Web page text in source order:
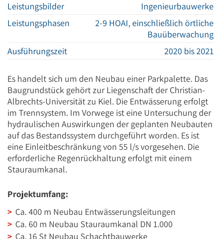
Leistungsbilder
Ingenieurbauwerke
Leistungsphasen
2-9 HOAI, einschließlich örtliche
Bauüberwachung
Ausführungszeit
2020 bis 2021
Es handelt sich um den Neubau einer Parkpalette. Das
Baugrundstück gehört zur Liegenschaft der Christian-
Albrechts-Universität zu Kiel. Die Entwässerung erfolgt
im Trennsystem. Im Vorwege ist eine Untersuchung der
hydraulischen Auswirkungen der geplanten Neubauten
auf das Bestandssystem durchgeführt worden. Es ist
eine Einleitbeschränkung von 55 l/s vorgesehen. Die
erforderliche Regenrückhaltung erfolgt mit einem
Stauraumkanal.
Projektumfang:
Ca. 400 m Neubau Entwässerungsleitungen
Ca. 60 m Neubau Stauraumkanal DN 1.000
Ca. 16 St Neubau Schachtbauwerke